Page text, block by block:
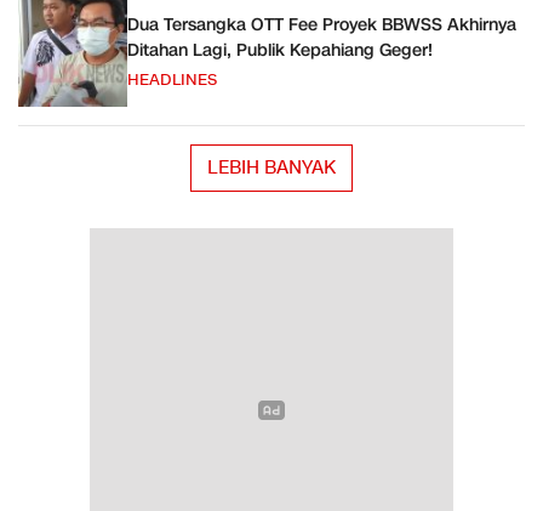
Dua Tersangka OTT Fee Proyek BBWSS Akhirnya
Ditahan Lagi, Publik Kepahiang Geger!
HEADLINES
LEBIH BANYAK